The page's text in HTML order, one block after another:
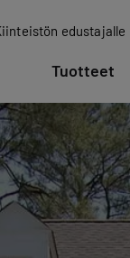
edustajalle
Tuotteet